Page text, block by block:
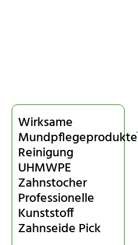
Wirksame
Mundpflegeprodukte
Reinigung
UHMWPE
Zahnstocher
Professionelle
Kunststoff
Zahnseide Pick